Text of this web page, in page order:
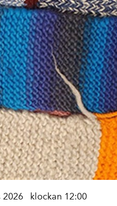
2026 klockan 12:00